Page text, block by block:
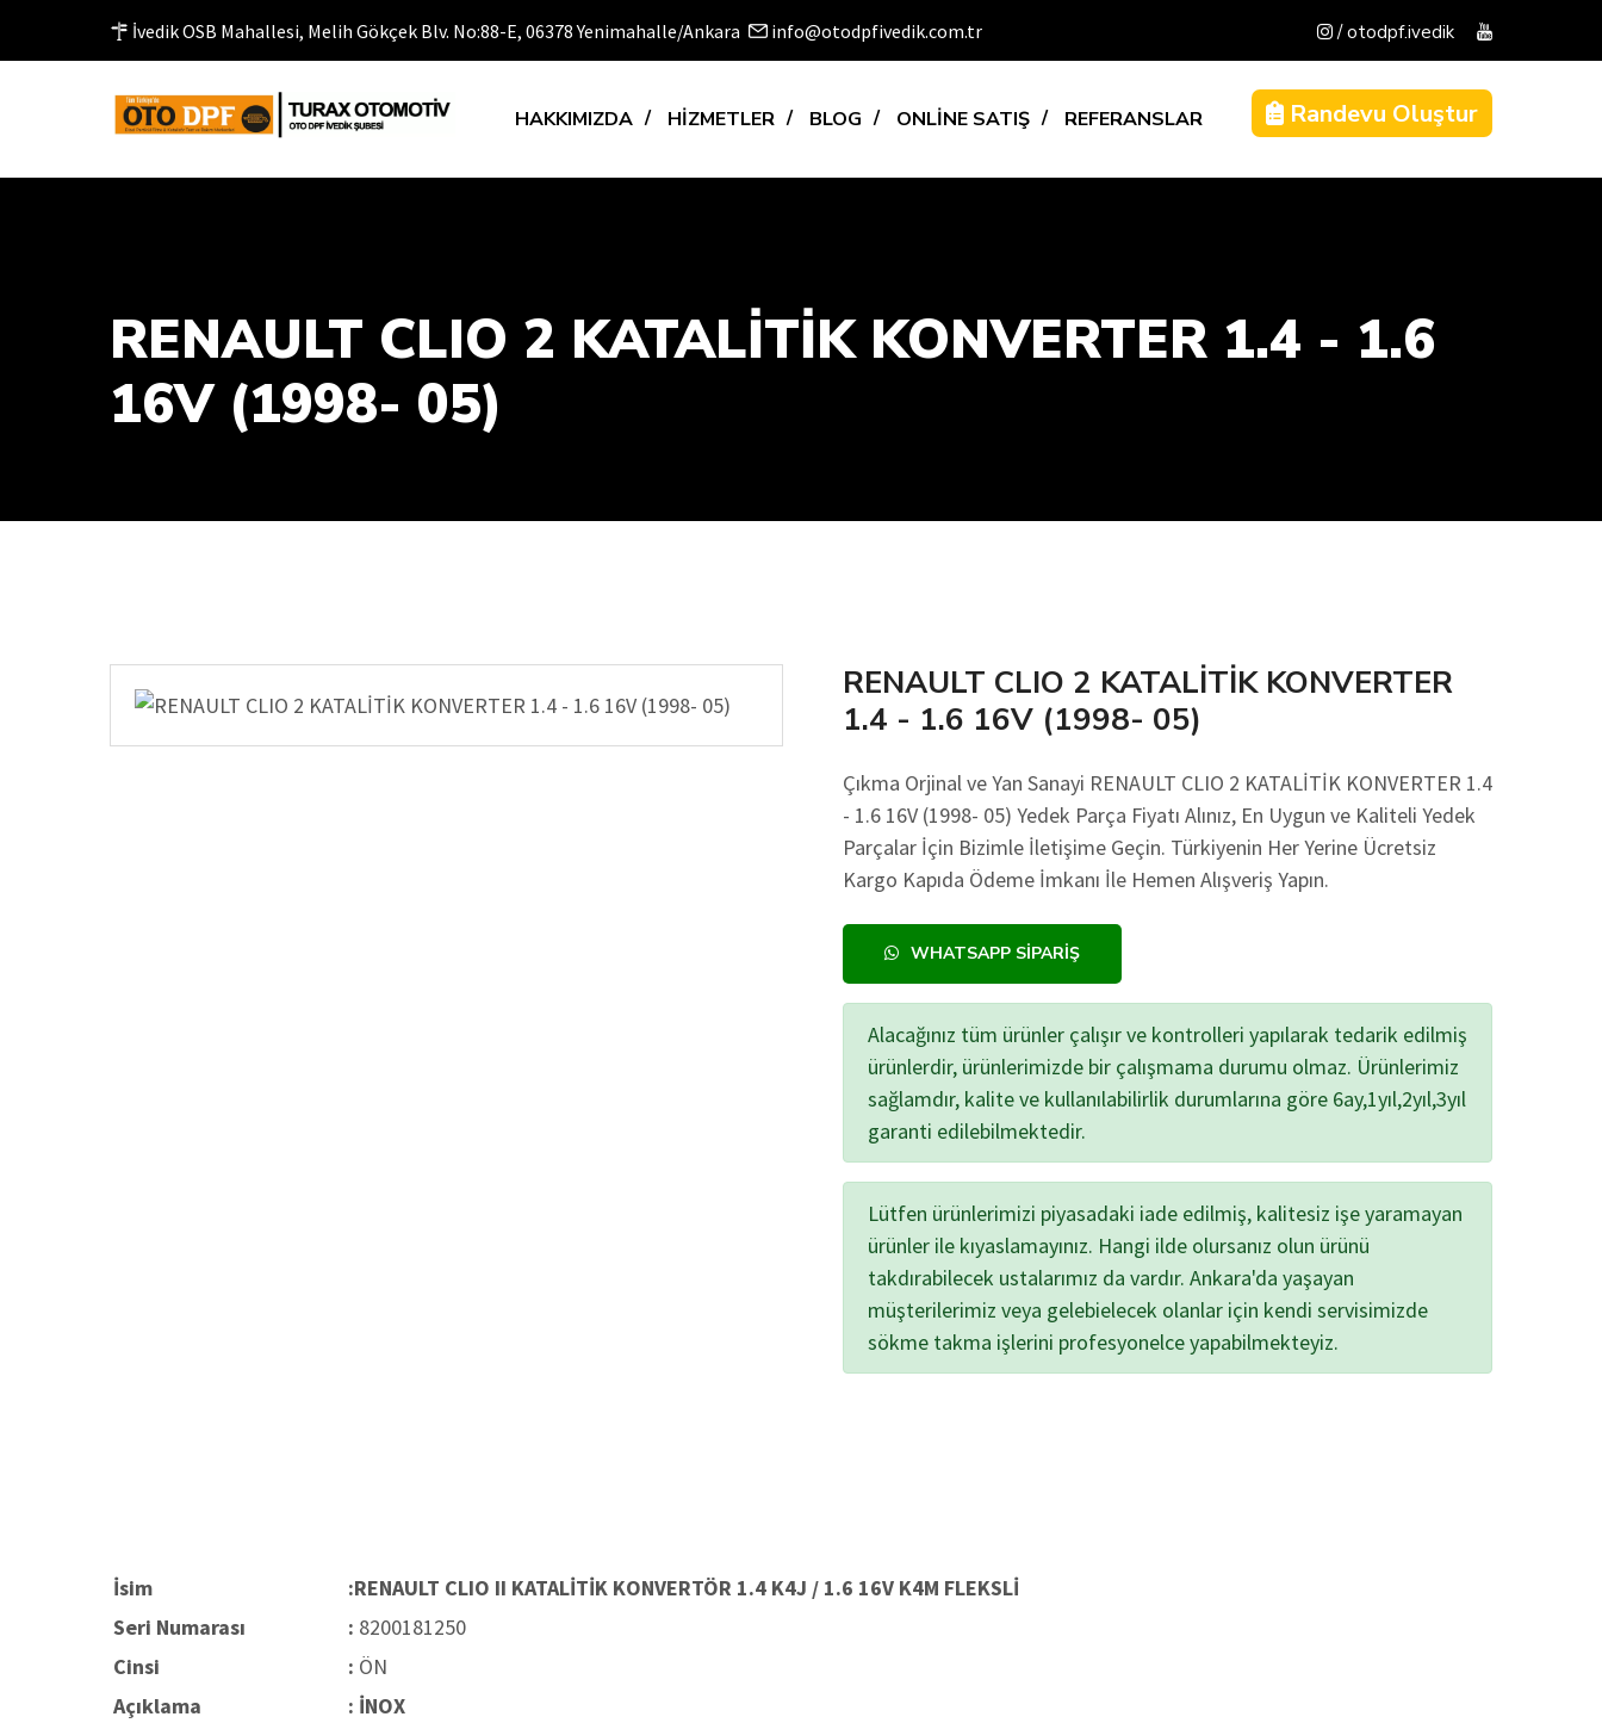
İvedik OSB Mahallesi, Melih Gökçek Blv. No:88-E, 06378 Yenimahalle/Ankara info@otodpfivedik.com.tr / otodpf.ivedik
HAKKIMIZDA HİZMETLER BLOG ONLİNE SATIŞ REFERANSLAR Randevu Oluştur
RENAULT CLIO 2 KATALİTİK KONVERTER 1.4 - 1.6
16V (1998- 05)
RENAULT CLIO 2 KATALİTİK KONVERTER
1.4 - 1.6 16V (1998- 05)
Çıkma Orjinal ve Yan Sanayi RENAULT CLIO 2 KATALİTİK KONVERTER 1.4
- 1.6 16V (1998- 05) Yedek Parça Fiyatı Alınız, En Uygun ve Kaliteli Yedek
Parçalar İçin Bizimle İletişime Geçin. Türkiyenin Her Yerine Ücretsiz
Kargo Kapıda Ödeme İmkanı İle Hemen Alışveriş Yapın.
WHATSAPP SIPARIŞ
Alacağınız tüm ürünler çalışır ve kontrolleri yapılarak tedarik edilmiş
ürünlerdir, ürünlerimizde bir çalışmama durumu olmaz. Ürünlerimiz
sağlamdır, kalite ve kullanılabilirlik durumlarına göre 6ay,1yıl,2yıl,3yıl
garanti edilebilmektedir.
Lütfen ürünlerimizi piyasadaki iade edilmiş, kalitesiz işe yaramayan
ürünler ile kıyaslamayınız. Hangi ilde olursanız olun ürünü
takdırabilecek ustalarımız da vardır. Ankara'da yaşayan
müşterilerimiz veya gelebielecek olanlar için kendi servisimizde
sökme takma işlerini profesyonelce yapabilmekteyiz.
İsim
:RENAULT CLIO II KATALİTİK KONVERTÖR 1.4 K4J / 1.6 16V K4M FLEKSLİ
Seri Numarası
: 8200181250
Cinsi
: ÖN
Açıklama
: İNOX